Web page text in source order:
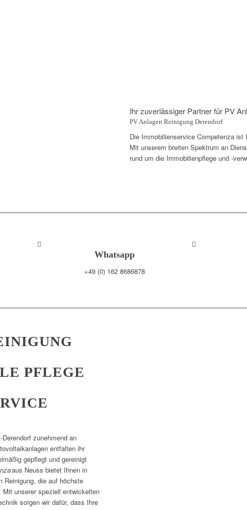
Ihr zuverlässiger Partner für PV
PV Anlagen Reinigung Derendorf
Die Immobilienservice Competenza ist
Mit unserem breiten Spektrum an
rund um die Immobilienpflege und -
Whatsapp
+49 (0) 162 8686878
PFLEGE
zunehmend an
entfalten ihr
gepflegt und gereinigt
aus Neuss bietet Ihnen in
Reinigung, die auf höchste
unserer speziell entwickelten
sorgen wir dafür, dass Ihre